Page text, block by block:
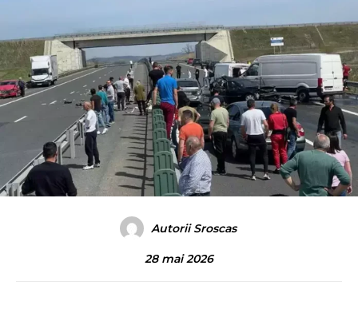
Autorii Sroscas
28 mai 2026